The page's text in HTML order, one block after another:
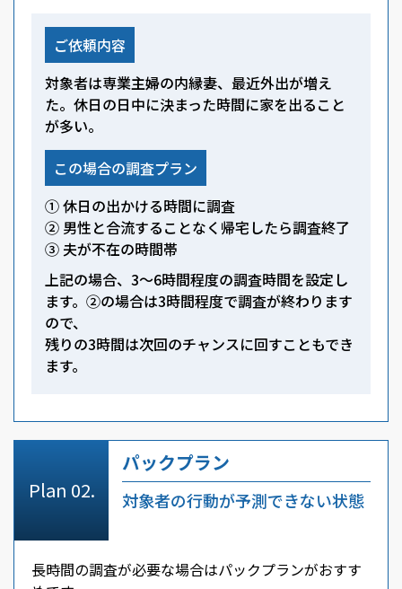
ご依頼内容
対象者は専業主婦の内縁妻、最近外出が増え
た。休日の日中に決まった時間に家を出ること
が多い。
この場合の調査プラン
① 休日の出かける時間に調査
② 男性と合流することなく帰宅したら調査終了
③ 夫が不在の時間帯
上記の場合、3～6時間程度の調査時間を設定し
ます。②の場合は3時間程度で調査が終わります
ので、
残りの3時間は次回のチャンスに回すこともでき
ます。
パックプラン
対象者の行動が予測できない状態
長時間の調査が必要な場合はパックプランがおすす